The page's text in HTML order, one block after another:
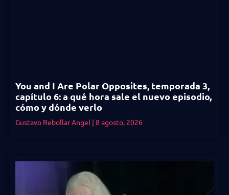
You and I Are Polar Opposites, temporada 3,
capítulo 6: a qué hora sale el nuevo episodio,
cómo y dónde verlo
Gustavo Rebollar Angel 8 agosto, 2026